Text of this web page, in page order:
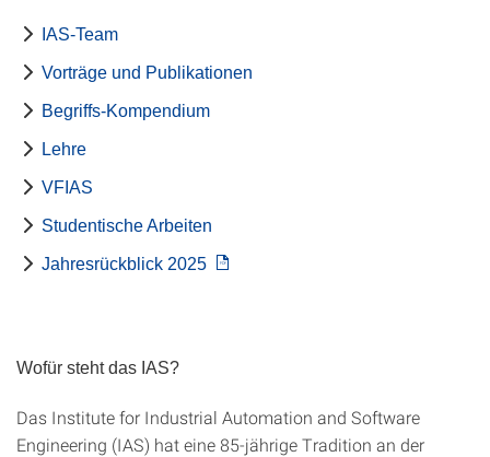
IAS-Team
Vorträge und Publikationen
Begriffs-Kompendium
Lehre
VFIAS
Studentische Arbeiten
Jahresrückblick 2025
Wofür steht das IAS?
Das Institute for Industrial Automation and Software
Engineering (IAS) hat eine 85-jährige Tradition an der